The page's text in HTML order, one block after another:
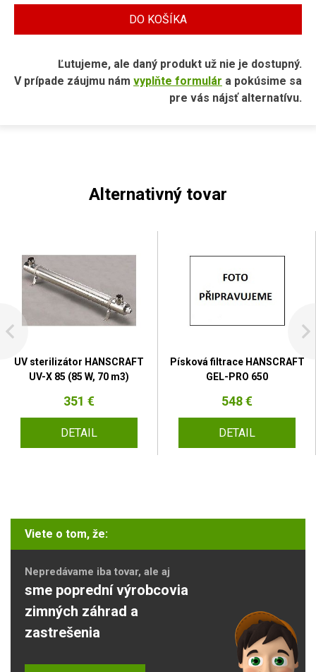
DO KOŠÍKA
Ľutujeme, ale daný produkt už nie je dostupný.
V prípade záujmu nám vyplňte formulár a pokúsime sa
pre vás nájsť alternatívu.
Alternativný tovar
UV sterilizátor HANSCRAFT
UV-X 85 (85 W, 70 m3)
351 €
DETAIL
Písková filtrace HANSCRAFT
GEL-PRO 650
548 €
DETAIL
Viete o tom, že:
Nepredávame iba tovar, ale aj
sme poprední výrobcovia
zimných záhrad a
zastrešenia